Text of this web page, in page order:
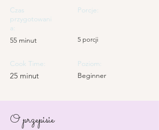
Czas
przygotowani
a:
55 minut
Cook Time:
25 minut
Porcje:
5 porcji
Poziom:
Beginner
O przepisie